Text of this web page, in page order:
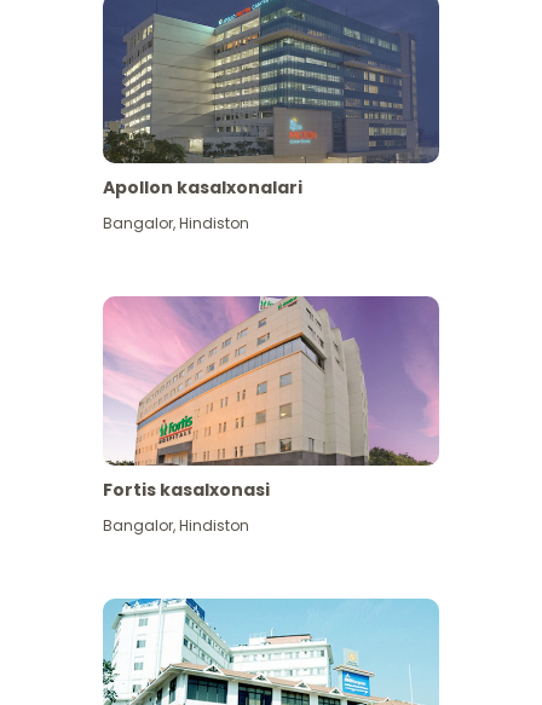
Apollon kasalxonalari
Bangalor,Hindiston
Fortis kasalxonasi
Bangalor,Hindiston